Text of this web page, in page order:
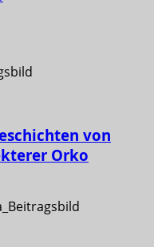
von
Orko